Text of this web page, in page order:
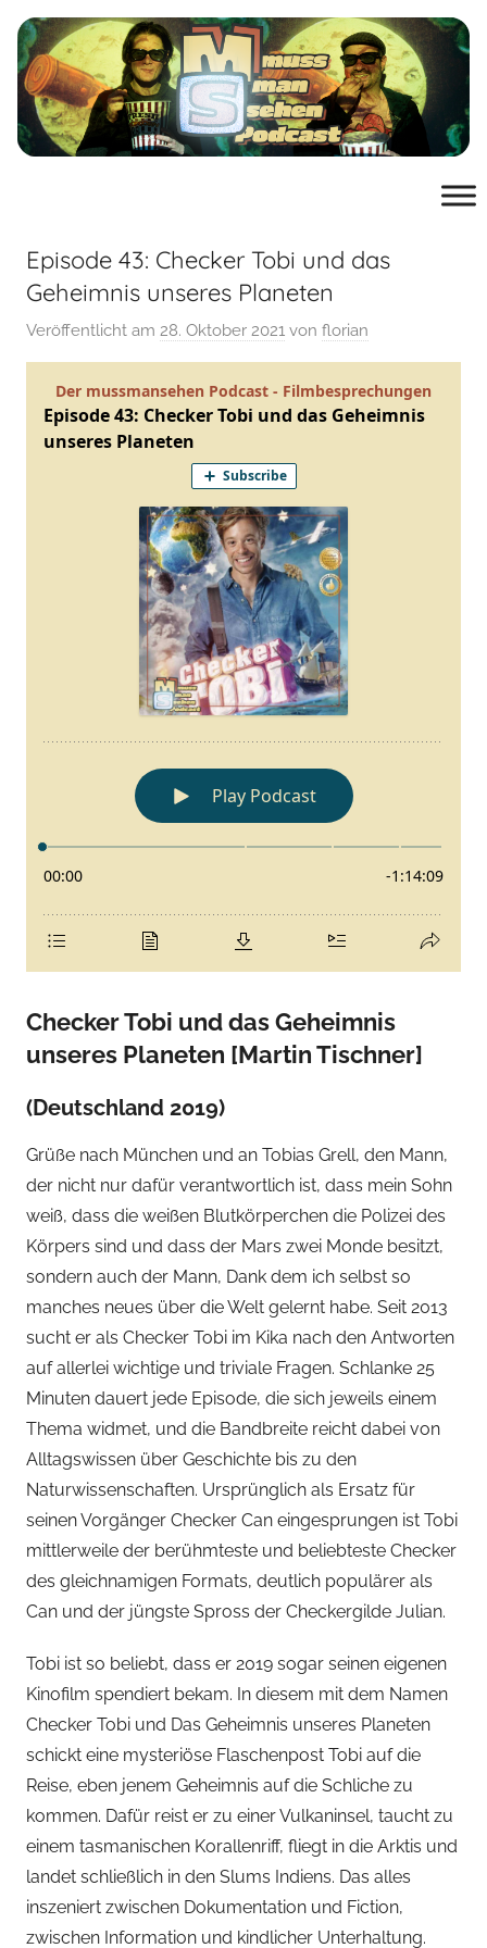
Zum
Inhalt
springen
sehen
Film-
Podcast
mussmansehen.de
Episode 43: Checker Tobi und das
Geheimnis unseres Planeten
Veröffentlicht am 28. Oktober 2021 von florian
Checker Tobi und das Geheimnis
unseres Planeten [Martin Tischner]
(Deutschland 2019)
Grüße nach München und an Tobias Grell, den Mann,
der nicht nur dafür verantwortlich ist, dass mein Sohn
weiß, dass die weißen Blutkörperchen die Polizei des
Körpers sind und dass der Mars zwei Monde besitzt,
sondern auch der Mann, Dank dem ich selbst so
manches neues über die Welt gelernt habe. Seit 2013
sucht er als Checker Tobi im Kika nach den Antworten
auf allerlei wichtige und triviale Fragen. Schlanke 25
Minuten dauert jede Episode, die sich jeweils einem
Thema widmet, und die Bandbreite reicht dabei von
Alltagswissen über Geschichte bis zu den
Naturwissenschaften. Ursprünglich als Ersatz für
seinen Vorgänger Checker Can eingesprungen ist Tobi
mittlerweile der berühmteste und beliebteste Checker
des gleichnamigen Formats, deutlich populärer als
Can und der jüngste Spross der Checkergilde Julian.
Tobi ist so beliebt, dass er 2019 sogar seinen eigenen
Kinofilm spendiert bekam. In diesem mit dem Namen
Checker Tobi und Das Geheimnis unseres Planeten
schickt eine mysteriöse Flaschenpost Tobi auf die
Reise, eben jenem Geheimnis auf die Schliche zu
kommen. Dafür reist er zu einer Vulkaninsel, taucht zu
einem tasmanischen Korallenriff, fliegt in die Arktis und
landet schließlich in den Slums Indiens. Das alles
inszeniert zwischen Dokumentation und Fiction,
zwischen Information und kindlicher Unterhaltung.